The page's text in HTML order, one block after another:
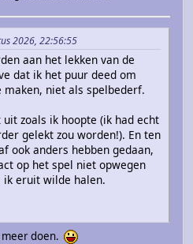
2026, 22:56:55
aan het lekken van de
dat ik het puur deed om
niet als spelbederf.
zoals ik hoopte (ik had echt
gelekt zou worden!). En ten
ook anders hebben gedaan,
op het spel niet opwegen
eruit wilde halen.
doen.